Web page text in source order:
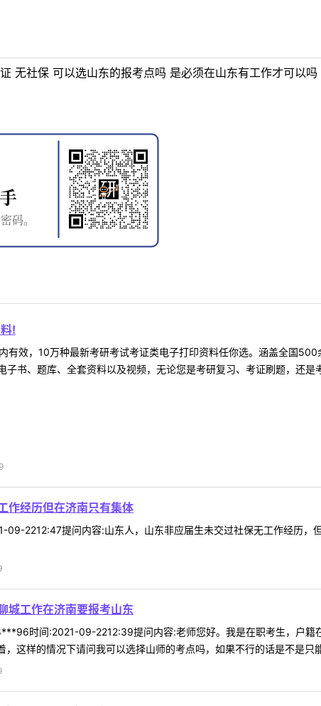
无社保 可以选山东的报考点吗 是必须在山东有工作才可以吗
!
有效，10万种最新考研考试考证类电子打印资料任你选。涵盖全国
子书、题库、全套资料以及视频，无论您是考研复习、考证刷题，还
作经历但在济南只有集体
2212:47提问内容:山东人，山东非应届生未交过社保无工作经历，
城工作在济南要报考山东
时间:2021-09-2212:39提问内容:老师您好。我是在职考生，户籍
这样的情况下请问我可以选择山师的考点吗，如果不行的话是不是只